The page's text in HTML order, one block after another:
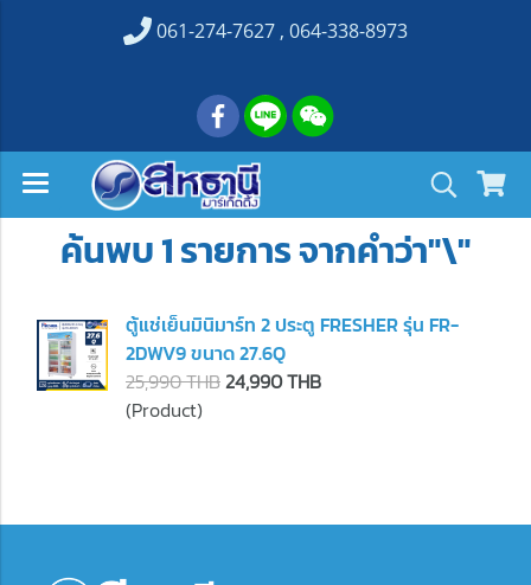
061-274-7627 , 064-338-8973
ค้นพบ 1 รายการ จากคำว่า"\"
ตู้แช่เย็นมินิมาร์ท 2 ประตู FRESHER รุ่น FR-
2DWV9 ขนาด 27.6Q
25,990 THB24,990 THB
(Product)